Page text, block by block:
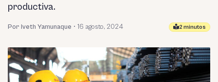
productiva.
Por Iveth Yamunaque • 16 agosto, 2024 2 minutos